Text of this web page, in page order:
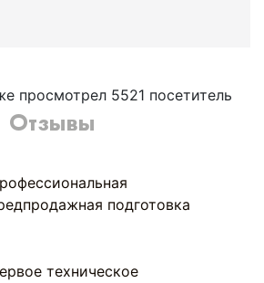
просмотрел 5521 посетитель
Отзывы
подготовка
техническое